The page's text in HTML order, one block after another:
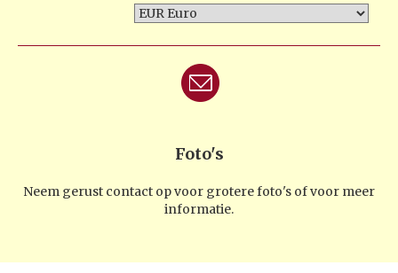
Foto's
Neem gerust contact op voor grotere foto's of voor meer
informatie.